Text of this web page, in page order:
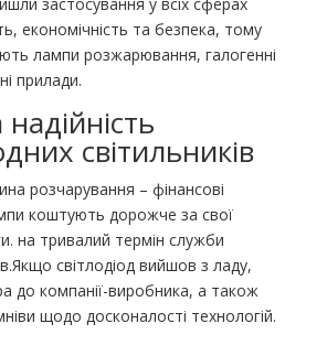
застосування у всіх сферах
економічність та безпека, тому
лампи розжарювання, галогенні
прилади.
надійність
світильників
розчарування – фінансові
коштують дорожче за свої
на тривалий термін служби
світлодіод вийшов з ладу,
до компанії-виробника, а також
щодо досконалості технологій.